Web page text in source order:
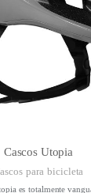
Cascos Utopia
para bicicleta
es totalmente